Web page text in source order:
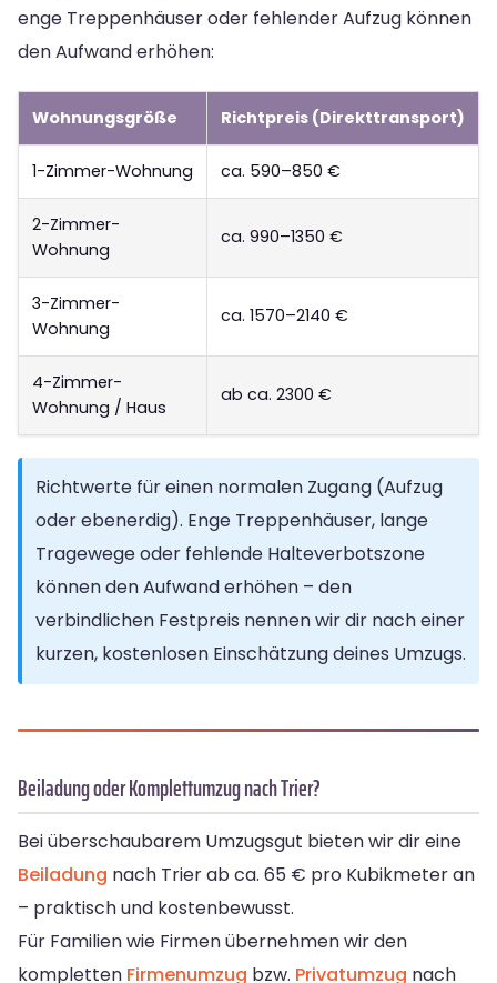
enge Treppenhäuser oder fehlender Aufzug können
den Aufwand erhöhen:
Wohnungsgröße Richtpreis (Direkttransport)
1-Zimmer-Wohnung ca. 590–850 €
2-Zimmer-
Wohnung
ca. 990–1350 €
3-Zimmer-
Wohnung
ca. 1570–2140 €
4-Zimmer-
Wohnung / Haus
ab ca. 2300 €
Richtwerte für einen normalen Zugang (Aufzug
oder ebenerdig). Enge Treppenhäuser, lange
Tragewege oder fehlende Halteverbotszone
können den Aufwand erhöhen – den
verbindlichen Festpreis nennen wir dir nach einer
kurzen, kostenlosen Einschätzung deines Umzugs.
Beiladung oder Komplettumzug nach Trier?
Bei überschaubarem Umzugsgut bieten wir dir eine
Beiladung nach Trier ab ca. 65 € pro Kubikmeter an
– praktisch und kostenbewusst.
Für Familien wie Firmen übernehmen wir den
kompletten Firmenumzug bzw. Privatumzug nach